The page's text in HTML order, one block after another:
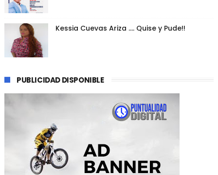
Kessia Cuevas Ariza .... Quise y Pude!!
PUBLICIDAD DISPONIBLE